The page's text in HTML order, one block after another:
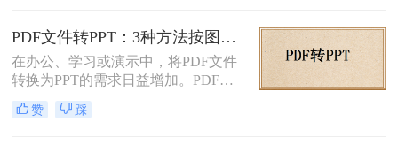
PPT（PowerPoint）格式，以便进行演
示、编辑或团队协作。那么PDF怎么
转换成PPT呢？本文将介绍两种将
PDF转换成PPT的方法。
PDF文件转PPT：3种方法按图文复杂度的转换精度排名！
在办公、学习或演示中，将PDF文件
转换为PPT的需求日益增加。PDF格
式虽然适合文档共享，但若需编辑或
重新排版内容，转换为PPT会更灵
赞 踩